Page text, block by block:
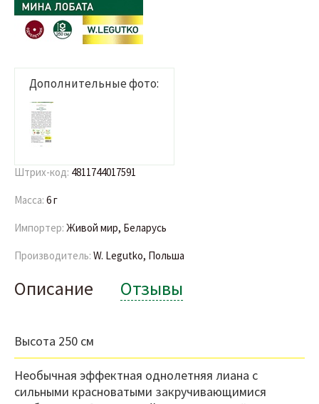
Дополнительные фото:
Штрих-код: 4811744017591
Масса: 6 г
Импортер: Живой мир, Беларусь
Производитель: W. Legutko, Польша
Описание Отзывы
Высота 250 см
Необычная эффектная однолетняя лиана с
сильными красноватыми закручивающимися